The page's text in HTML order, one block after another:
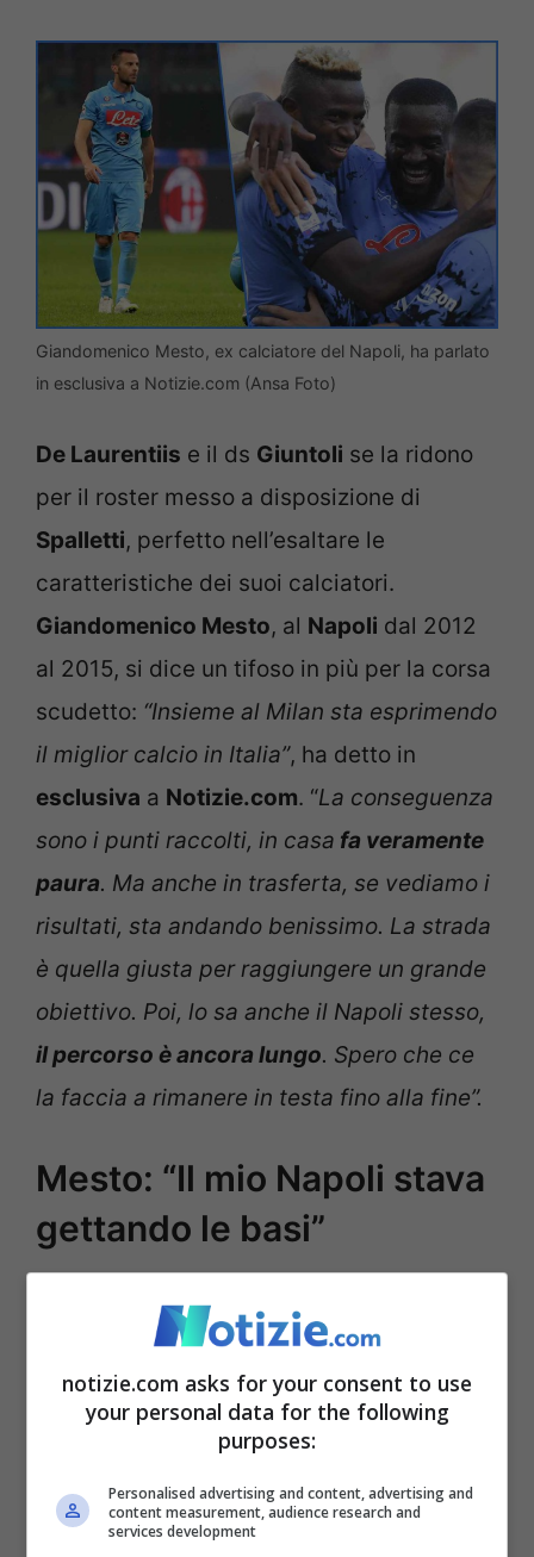
Giandomenico Mesto, ex calciatore del Napoli, ha parlato
in esclusiva a Notizie.com (Ansa Foto)
De Laurentiis e il ds Giuntoli se la ridono
per il roster messo a disposizione di
Spalletti, perfetto nell’esaltare le
caratteristiche dei suoi calciatori.
Giandomenico Mesto, al Napoli dal 2012
al 2015, si dice un tifoso in più per la corsa
scudetto: “Insieme al Milan sta esprimendo
il miglior calcio in Italia”, ha detto in
esclusiva a Notizie.com. “La conseguenza
sono i punti raccolti, in casa fa veramente
paura. Ma anche in trasferta, se vediamo i
risultati, sta andando benissimo. La strada
è quella giusta per raggiungere un grande
obiettivo. Poi, lo sa anche il Napoli stesso,
il percorso è ancora lungo. Spero che ce
la faccia a rimanere in testa fino alla fine”.
Mesto: “Il mio Napoli stava
gettando le basi”
notizie.com asks for your consent to use
your personal data for the following
purposes:
Personalised advertising and content, advertising and
content measurement, audience research and
services development